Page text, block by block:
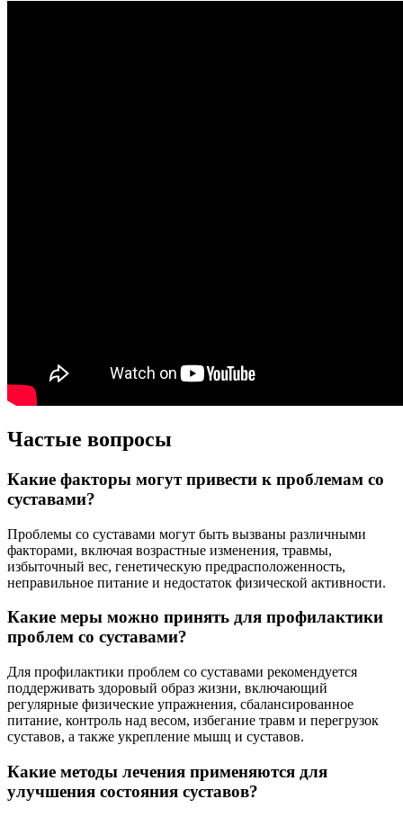
Частые вопросы
Какие факторы могут привести к проблемам со
суставами?
Проблемы со суставами могут быть вызваны различными
факторами, включая возрастные изменения, травмы,
избыточный вес, генетическую предрасположенность,
неправильное питание и недостаток физической активности.
Какие меры можно принять для профилактики
проблем со суставами?
Для профилактики проблем со суставами рекомендуется
поддерживать здоровый образ жизни, включающий
регулярные физические упражнения, сбалансированное
питание, контроль над весом, избегание травм и перегрузок
суставов, а также укрепление мышц и суставов.
Какие методы лечения применяются для
улучшения состояния суставов?